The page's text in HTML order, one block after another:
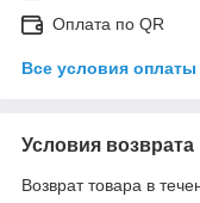
Оплата по QR
Все условия оплаты
Условия возврата
Возврат товара в